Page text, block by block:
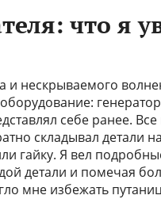
что я
нескрываемого
себе ранее.
складывал детали
гайку. Я вел
детали и помечая
мне избежать